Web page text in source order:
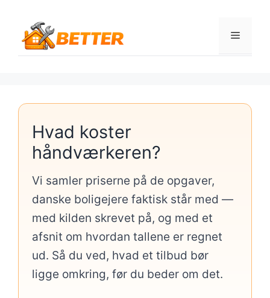
indhold
Menu
Hvad koster
håndværkeren?
Vi samler priserne på de opgaver,
danske boligejere faktisk står med —
med kilden skrevet på, og med et
afsnit om hvordan tallene er regnet
ud. Så du ved, hvad et tilbud bør
ligge omkring, før du beder om det.